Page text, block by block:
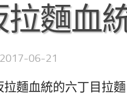
麵血
2017-06-21
拉麵血統的六丁目拉麵